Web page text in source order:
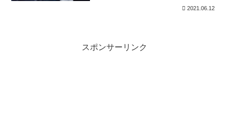
2021.06.12
スポンサーリンク